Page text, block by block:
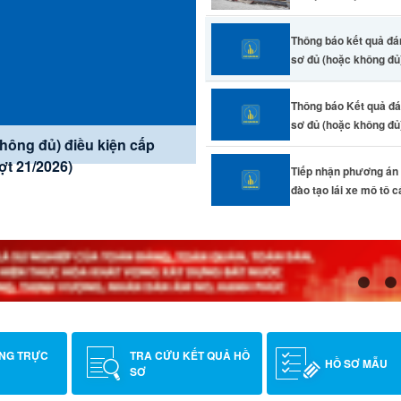
II năm 2026 gốc năm
bàn thành phố Đồng Nai.
đủ) điều kiện cấp
21/2026)
đủ) điều kiện cấp
20/2026)
tô các hạng A1, A (CĐ
Thông báo kết quả
sơ đủ (hoặc không
Thông báo Kết quả
sơ đủ (hoặc không
Tiếp nhận phương
đào tạo lái xe mô tô
TRỰC
TRA CỨU KẾT QUẢ HỒ
SƠ
HỒ SƠ MẪU